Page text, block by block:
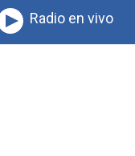
Radio en vivo